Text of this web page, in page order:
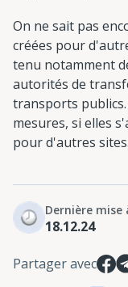
On ne sait pas
créées pour
tenu notamment
autorités de
transports publics.
mesures, si elles
pour d'autres sites.
Dernière mise
18.12.24
Partager avec